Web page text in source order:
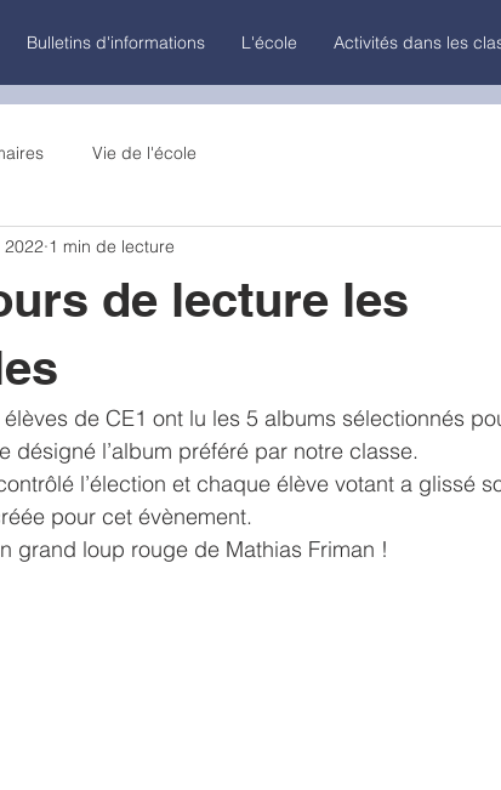
Bulletins d'informations L'école Activités dans les
Vie de l'école
de lecture les
2022 1 min de lecture
élèves de CE1 ont lu les 5 albums sélectionnés
désigné l’album préféré par notre classe.
l’élection et chaque élève votant a glissé
pour cet évènement.
grand loup rouge de Mathias Friman !